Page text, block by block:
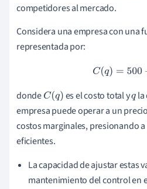
competidores al mercado.
Considera una empresa con una
representada por:
C( q)= 500+
dondeC(q) es el costo total yqla
empresa puede operar a un precio
costos marginales, presionando
eficientes.
La capacidad de ajustar estas
mantenimiento del control en